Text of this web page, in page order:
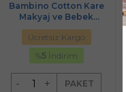
Bambino Cotton Kare
Makyaj ve Bebek
Temizleme Pamuğu 450
Adet (Kare En-Boy 7CM)
(9PK*50)
Ücretsiz Kargo
%5 İndirim
- + PAKET